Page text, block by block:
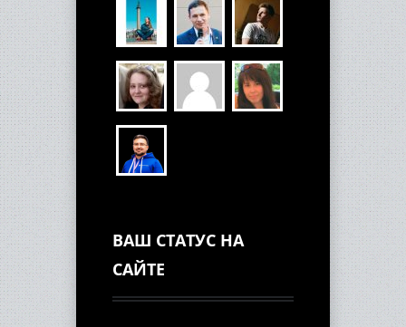
ВАШ СТАТУС НА
САЙТЕ